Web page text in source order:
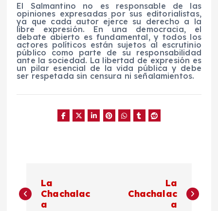
El Salmantino no es responsable de las
opiniones expresadas por sus editorialistas,
ya que cada autor ejerce su derecho a la
libre expresión. En una democracia, el
debate abierto es fundamental, y todos los
actores políticos están sujetos al escrutinio
público como parte de su responsabilidad
ante la sociedad. La libertad de expresión es
un pilar esencial de la vida pública y debe
ser respetada sin censura ni señalamientos.
a
La
Chachalac
a
La
Chachalac
a